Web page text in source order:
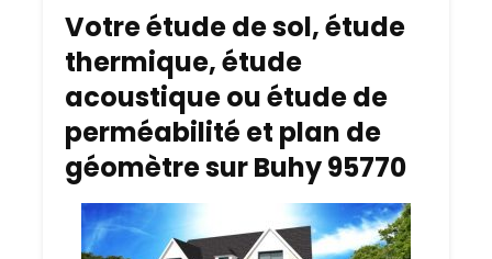
Votre étude de sol, étude
thermique, étude
acoustique ou étude de
perméabilité et plan de
géomètre sur Buhy 95770